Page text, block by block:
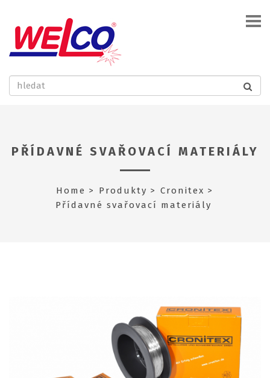
PŘÍDAVNÉ SVAŘOVACÍ MATERIÁLY
Home Produkty
Cronitex
Přídavné svařovací materiály